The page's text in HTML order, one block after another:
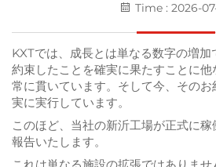
Time : 2026-
KXTでは、成長とは単なる数字の増
約束したことを確実に果たすことに
常に貫いています。そして今、その
実に実行しています。
このほど、当社の新沂工場が正式に
報告いたします。